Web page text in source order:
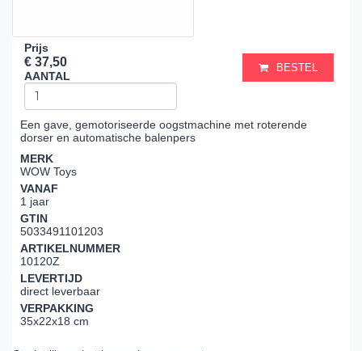
Prijs
€ 37,50
AANTAL
BESTEL
Een gave, gemotoriseerde oogstmachine met roterende
dorser en automatische balenpers
MERK
WOW Toys
VANAF
1 jaar
GTIN
5033491101203
ARTIKELNUMMER
10120Z
LEVERTIJD
direct leverbaar
VERPAKKING
35x22x18 cm